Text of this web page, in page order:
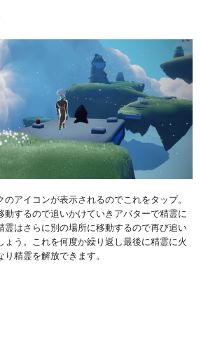
アイコンが表示されるのでこれをタップ。
動するので追いかけていきアバターで精霊に
霊はさらに別の場所に移動するので再び追い
ょう。これを何度か繰り返し最後に精霊に火
精霊を解放できます。